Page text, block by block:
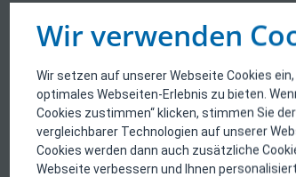
Wir verwenden
Wir setzen auf unserer Webseite Cookies
optimales Webseiten-Erlebnis zu bieten.
Cookies zustimmen“ klicken, stimmen Sie
vergleichbarer Technologien auf unserer
Cookies werden dann auch zusätzliche
Webseite verbessern und Ihnen